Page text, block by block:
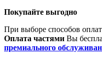
Покупайте выгодно
При выборе способов
Оплата частями Вы
премиального